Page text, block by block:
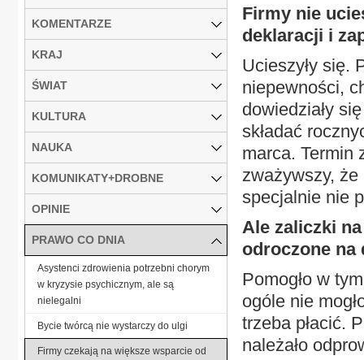
Firmy nie
deklaracji i
Ucieszyły się.
niepewności,
dowiedziały
składać
marca. Termin
zważywszy,
specjalnie nie
Ale zaliczki
odroczone na
Pomogło w
ogóle nie
trzeba płacić.
należało
KOMENTARZE
KRAJ
ŚWIAT
KULTURA
NAUKA
KOMUNIKATY+DROBNE
OPINIE
PRAWO CO DNIA
Asystenci zdrowienia potrzebni chorym
w kryzysie psychicznym, ale są
nielegalni
Bycie twórcą nie wystarczy do ulgi
Firmy czekają na większe wsparcie od